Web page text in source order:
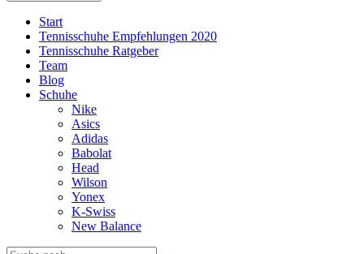
Start
Tennisschuhe Empfehlungen 2020
Tennisschuhe Ratgeber
Team
Blog
Schuhe
Nike
Asics
Adidas
Babolat
Head
Wilson
Yonex
K-Swiss
New Balance